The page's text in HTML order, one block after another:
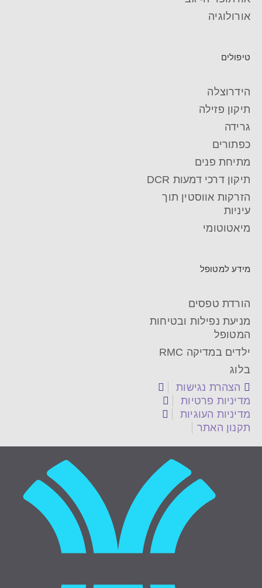
אורולוגיה
טיפולים
הידרוצלה
תיקון פזילה
גרידה
כפתורים
מתיחת פנים
תיקון דרכי דמעות DCR
הזרקות אווסטין תוך
עיניות
מיאטוטומי
מידע למטופל
הורדת טפסים
מניעת נפילות ובטיחות
המטופל
ילדים במדיקה RMC
בלוג
הצהרת נגישות
מדיניות פרטיות
מדיניות העוגיות
תקנון האתר